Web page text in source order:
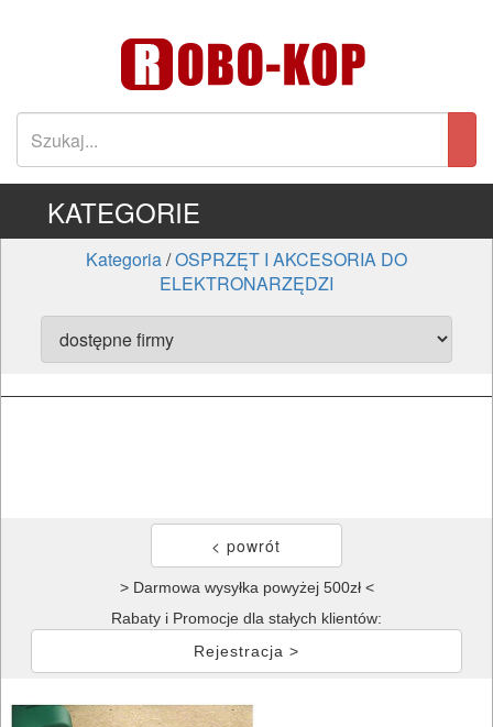
KATEGORIE
Kategoria/OSPRZĘT I AKCESORIA DO
ELEKTRONARZĘDZI
> Darmowa wysyłka powyżej 500zł <
Rabaty i Promocje dla stałych klientów:
Rejestracja >